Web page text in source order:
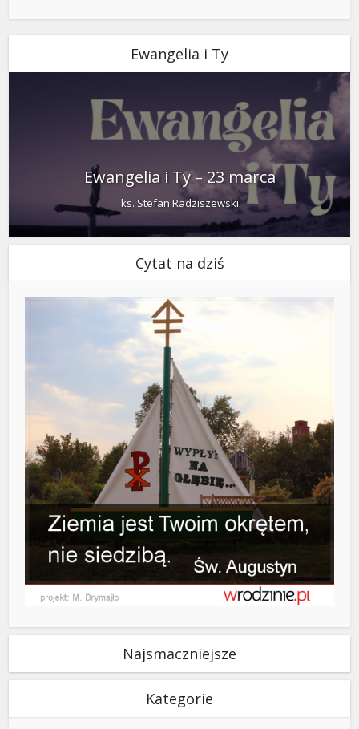
Ewangelia i Ty
Ewangelia i Ty – 23 marca
ks. Stefan Radziszewski
Cytat na dziś
Najsmaczniejsze
Kategorie